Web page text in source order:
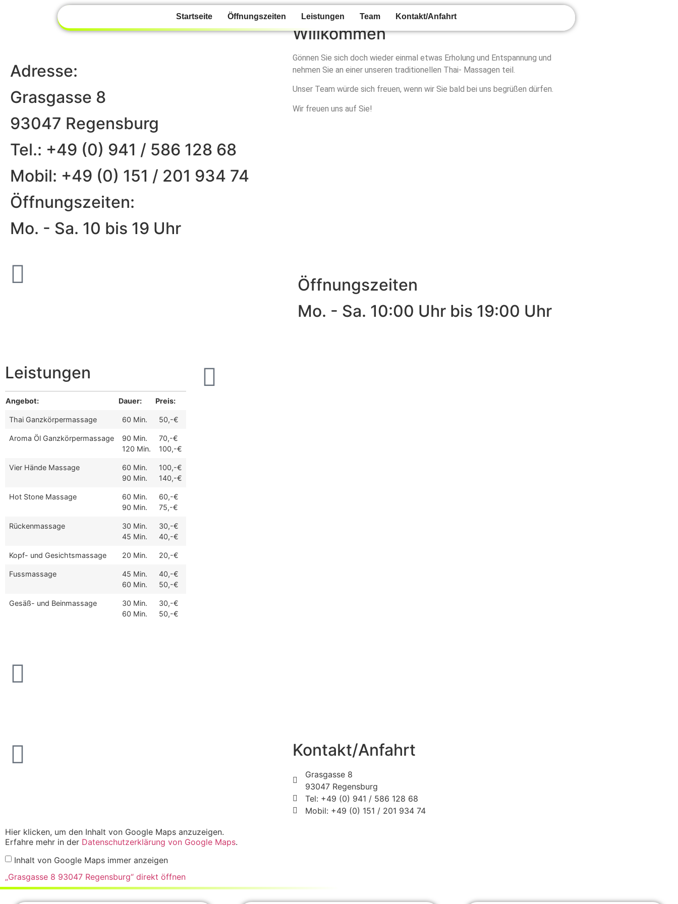
Startseite Öffnungszeiten Leistungen Team Kontakt/Anfahrt
Adresse:
Grasgasse 8
93047 Regensburg
Tel.: +49 (0) 941 / 586 128 68
Mobil: +49 (0) 151 / 201 934 74
Öffnungszeiten:
Mo. - Sa. 10 bis 19 Uhr
Willkommen
Gönnen Sie sich doch wieder einmal etwas Erholung und Entspannung und
nehmen Sie an einer unseren traditionellen Thai- Massagen teil.
Unser Team würde sich freuen, wenn wir Sie bald bei uns begrüßen dürfen.
Wir freuen uns auf Sie!
Öffnungszeiten
Mo. - Sa. 10:00 Uhr bis 19:00 Uhr
Leistungen
Angebot: Dauer: Preis:
Thai Ganzkörpermassage 60 Min. 50,-€
Aroma Öl Ganzkörpermassage
90 Min.
120 Min.
70,-€
100,-€
Vier Hände Massage
60 Min.
90 Min.
100,-€
140,-€
Hot Stone Massage
60 Min.
90 Min.
60,-€
75,-€
Rückenmassage
30 Min.
45 Min.
30,-€
40,-€
Kopf- und Gesichtsmassage 20 Min. 20,-€
Fussmassage
45 Min.
60 Min.
40,-€
50,-€
Gesäß- und Beinmassage
30 Min.
60 Min.
30,-€
50,-€
Kontakt/Anfahrt
Grasgasse 8
93047 Regensburg
Tel: +49 (0) 941 / 586 128 68
Mobil: +49 (0) 151 / 201 934 74
Hier klicken, um den Inhalt von Google Maps anzuzeigen.
Erfahre mehr in der Datenschutzerklärung von Google Maps.
Inhalt von Google Maps immer anzeigen
„Grasgasse 8 93047 Regensburg“ direkt öffnen